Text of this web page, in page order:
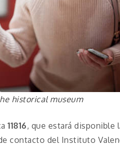
historical museum
11816, que estará disponible
contacto del Instituto